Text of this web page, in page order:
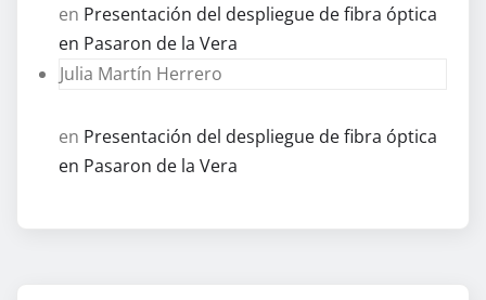
en Presentación del despliegue de fibra óptica
en Pasaron de la Vera
Julia Martín Herrero
en Presentación del despliegue de fibra óptica
en Pasaron de la Vera